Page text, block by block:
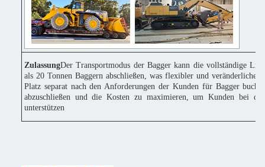
ZulassungDer Transportmodus der Bagger kann die vollständige
als 20 Tonnen Baggern abschließen, was flexibler und veränderlicher
Platz separat nach den Anforderungen der Kunden für Bagger
abzuschließen und die Kosten zu maximieren, um Kunden bei
unterstützen